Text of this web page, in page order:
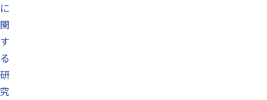
に
関
す
る
研
究